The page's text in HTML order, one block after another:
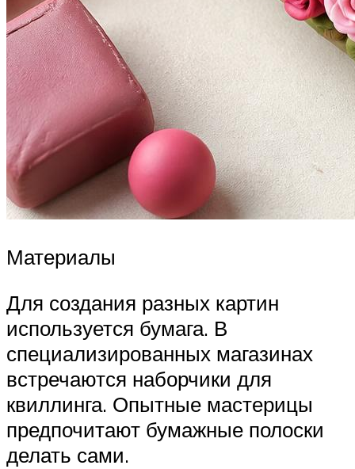
Материалы
Для создания разных картин
используется бумага. В
специализированных магазинах
встречаются наборчики для
квиллинга. Опытные мастерицы
предпочитают бумажные полоски
делать сами.